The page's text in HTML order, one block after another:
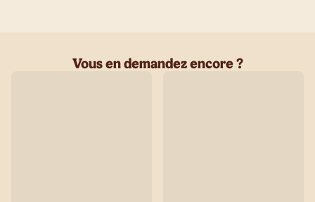
Vous en demandez encore ?